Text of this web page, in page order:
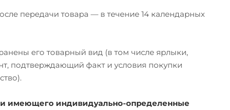
передачи товара — в течение 14 календарных
его товарный вид (в том числе ярлыки,
подтверждающий факт и условия покупки
имеющего индивидуально-определенные